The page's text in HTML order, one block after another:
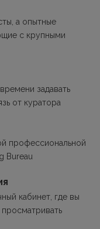
а опытные
с крупными
задавать
от куратора
профессиональной
Bureau
кабинет, где вы